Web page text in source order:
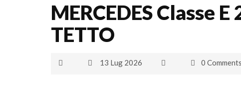
MERCEDES Classe
TETTO
13 Lug 2026 0 Comments